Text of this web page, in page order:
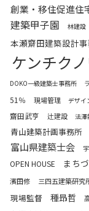
創業・移住促進住
建築甲子園 林建設
本瀬齋田建築設計
ケンチク
DOKO一級建築士事務所
51％ 現場管理 デザイ
齋田武亨 辻建設 法澤
青山建築計画事務所
富山県建築士会
OPEN HOUSE まち
濱田修 三四五建築研究
現場監督 種昻哲